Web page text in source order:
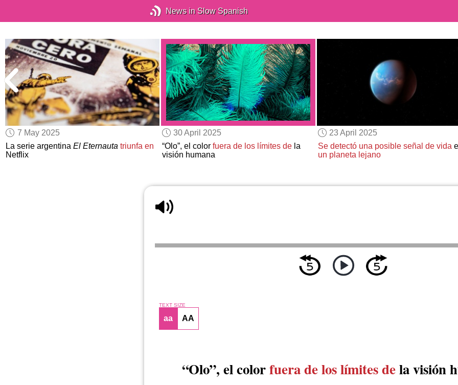
News in Slow Spanish
7 May 2025
La serie argentinaEl Eternauta triunfa en
Netflix
30 April 2025
“Olo”, el color fuera de los límites dela
visión humana
23 April 2025
Se detectó una posible señal de vida
un planeta lejano
TEXT SIZE
aa AA
“Olo”, el colorfuera de los límites dela visión